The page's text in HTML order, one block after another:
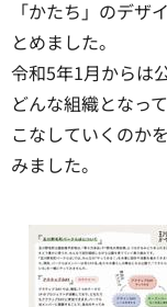
「かたち」のデザ
とめました。
令和5年1月からは
どんな組織となっ
こなしていくのか
みました。